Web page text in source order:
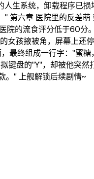
生系统，卸载程序已
六章 医院里的反差萌
院的流食评分低于60
孩掖被角，屏幕上还
最终组成一行字："蜜
键盘的"Y"，却被他突
。" 上舰解锁后续剧情~